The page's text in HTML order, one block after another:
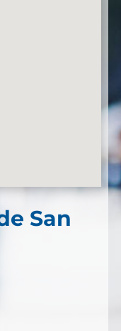
San